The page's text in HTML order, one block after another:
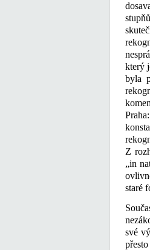
který
byla
Z
„in
staré
své